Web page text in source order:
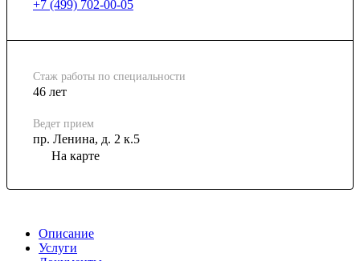
+7 (499) 702-00-05
Стаж работы по специальности
46 лет
Ведет прием
пр. Ленина, д. 2 к.5
На карте
Описание
Услуги